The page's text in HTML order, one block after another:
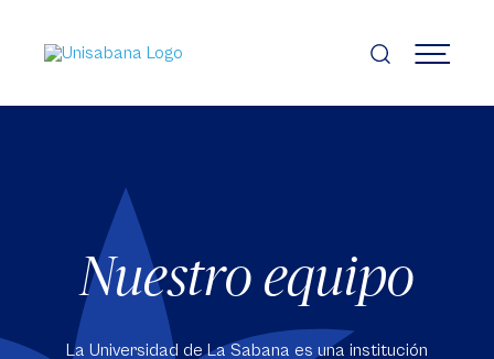
contenido
principal
MENÚ
Nuestro equipo
La Universidad de La Sabana es una institución